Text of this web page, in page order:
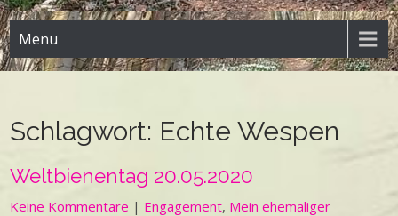
Menu
Schlagwort: Echte Wespen
Weltbienentag 20.05.2020
Keine Kommentare | Engagement, Mein ehemaliger